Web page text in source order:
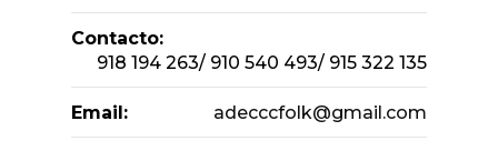
Contacto:
918 194 263/ 910 540 493/ 915 322 135
Email: adecccfolk@gmail.com